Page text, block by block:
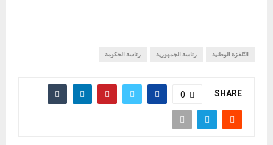
التّلفزة الوطنية رئاسة الجمهورية رئاسة الحكومة
SHARE
0